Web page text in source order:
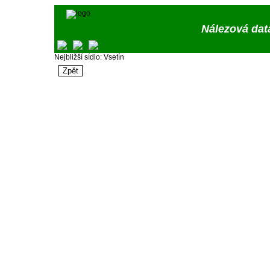
Nálezová
Nejbližší sídlo: Vsetín